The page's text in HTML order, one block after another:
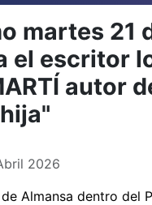
martes 21
el escritor
autor
2026
Almansa dentro del